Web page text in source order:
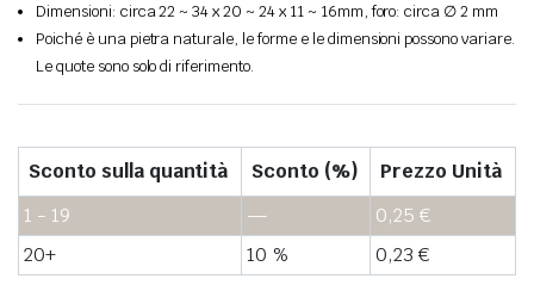
Dimensioni: circa 22 ~ 34 x 20 ~ 24 x 11 ~ 16mm, foro: circa ∅ 2 mm
Poiché è una pietra naturale, le forme e le dimensioni possono variare.
Le quote sono solo di riferimento.
Sconto sulla quantità Sconto (%)
Prezzo Unità
1 - 19
— 0,25 €
20+
10 % 0,23 €